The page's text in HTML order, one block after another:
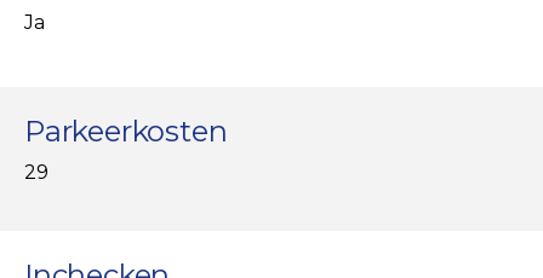
Ja
Parkeerkosten
29